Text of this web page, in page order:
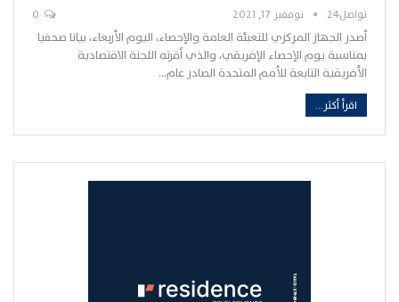
تواصل24 نوفمبر 17, 2021
أصدر الجهاز المركزي للتعبئة العامة والإحصاء، اليوم الأربعاء، بيانا صحفيا
بمناسبة يوم الإحصاء الإفريقي، والذي أقرته اللجنة الاقتصادية
الأفريقية التابعة للأمم المتحدة الصادر عام…
اقرأ أكثر...